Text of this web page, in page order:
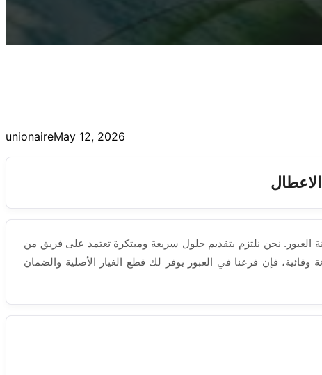
unionaireMay 12, 2026
العبور. نحن نلتزم بتقديم حلول سريعة ومبتكرة تعتمد على فريق من
فإن فرعنا في العبور يوفر لك قطع الغيار الأصلية والضمان